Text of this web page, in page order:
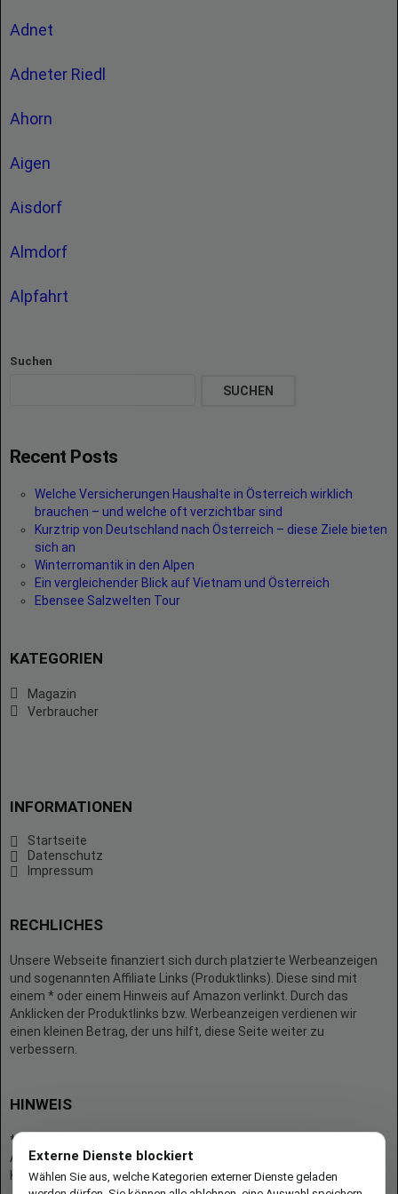
Adnet
Adneter Riedl
Ahorn
Aigen
Aisdorf
Almdorf
Alpfahrt
Suchen
SUCHEN
Recent Posts
Welche Versicherungen Haushalte in Österreich wirklich
brauchen – und welche oft verzichtbar sind
Kurztrip von Deutschland nach Österreich – diese Ziele bieten
sich an
Winterromantik in den Alpen
Ein vergleichender Blick auf Vietnam und Österreich
Ebensee Salzwelten Tour
KATEGORIEN
Magazin
Verbraucher
INFORMATIONEN
Startseite
Datenschutz
Impressum
RECHLICHES
Unsere Webseite finanziert sich durch platzierte Werbeanzeigen
und sogenannten Affiliate Links (Produktlinks). Diese sind mit
einem * oder einem Hinweis auf Amazon verlinkt. Durch das
Anklicken der Produktlinks bzw. Werbeanzeigen verdienen wir
einen kleinen Betrag, der uns hilft, diese Seite weiter zu
verbessern.
HINWEIS
* = Afilliate-Link (=Werbung)
Als Amazon-Partner verdient der Seitenbetreiber an qualifizierten
Käufen.
Externe Dienste blockiert
Wählen Sie aus, welche Kategorien externer Dienste geladen